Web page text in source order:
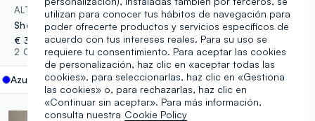
ALTAVIA SAILING
Shorts ALTAVIA SAILING azules de tejido elástico
€ 34,95
2 Colores
Azul label.selectsize
PIOMBO
Bañador tipo bóxer azul con estampado gráfico
€ 24,95-70%€ 7,48
1 Colores
utilizan para conocer tus hábitos de navegación para
poder ofrecerte productos y servicios específicos de
acuerdo con tus intereses reales. Para su uso se
requiere tu consentimiento. Para aceptar las cookies
de personalización, haz clic en «aceptar todas las
cookies», para seleccionarlas, haz clic en «Gestiona
las cookies» o, para rechazarlas, haz clic en
«Continuar sin aceptar». Para más información,
consulta nuestra Cookie Policy